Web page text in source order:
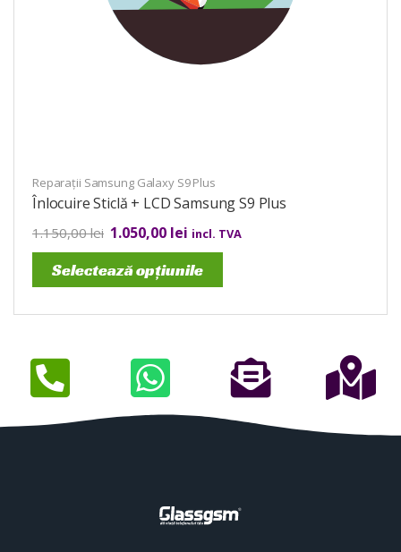
Reparații Samsung Galaxy S9 Plus
Înlocuire Sticlă + LCD Samsung S9 Plus
1.150,00lei 1.050,00 lei incl. TVA
Selectează opțiunile